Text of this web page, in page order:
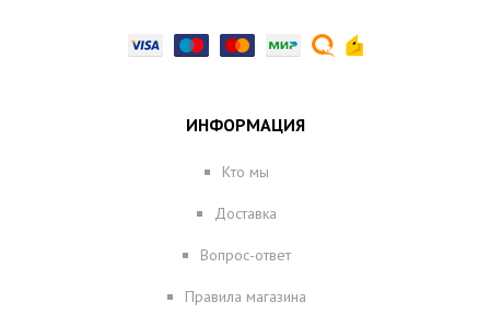
ИНФОРМАЦИЯ
Кто мы
Доставка
Вопрос-ответ
Правила магазина